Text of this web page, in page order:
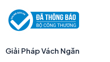
Giải Pháp Vách Ngăn